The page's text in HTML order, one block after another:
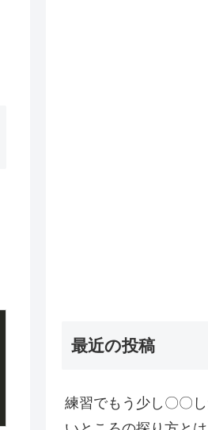
最近の投稿
練習でもう少し〇〇